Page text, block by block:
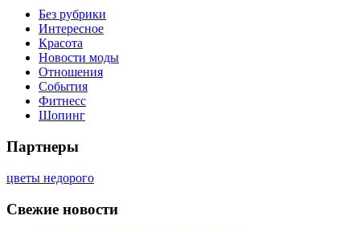
Без рубрики
Интересное
Красота
Новости моды
Отношения
События
Фитнесс
Шопинг
Партнеры
цветы недорого
Свежие новости